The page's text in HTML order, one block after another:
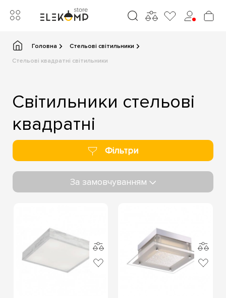
Головна
Стельові світильники
Стельові квадратні світильники
Cвітильники стельові
квадратні
Фільтри
За замовчуванням